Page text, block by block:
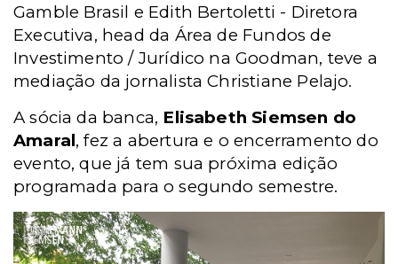
Gamble Brasil e Edith Bertoletti - Diretora
Executiva, head da Área de Fundos de
Investimento / Jurídico na Goodman, teve a
mediação da jornalista Christiane Pelajo.
A sócia da banca, Elisabeth Siemsen do
Amaral, fez a abertura e o encerramento do
evento, que já tem sua próxima edição
programada para o segundo semestre.